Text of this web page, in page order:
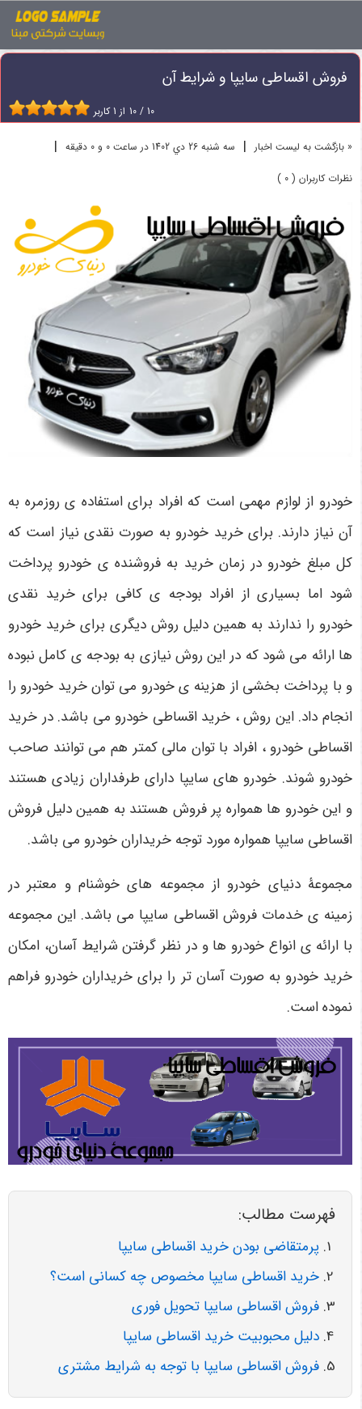
فروش اقساطی سایپا و شرایط آن
فروش اقساطی سایپا و شرایط آن
10 / 10 از 1 کاربر
« بازگشت به لیست اخبار | سه شنبه 26 دي 1402 در ساعت 0 و 0 دقیقه |
نظرات کاربران ( 0 )
خودرو از لوازم مهمی است که افراد برای استفاده ی روزمره به
آن نیاز دارند. برای خرید خودرو به صورت نقدی نیاز است که
کل مبلغ خودرو در زمان خرید به فروشنده ی خودرو پرداخت
شود اما بسیاری از افراد بودجه ی کافی برای خرید نقدی
خودرو را ندارند به همین دلیل روش دیگری برای خرید خودرو
ها ارائه می شود که در این روش نیازی به بودجه ی کامل نبوده
و با پرداخت بخشی از هزینه ی خودرو می توان خرید خودرو را
انجام داد. این روش ، خرید اقساطی خودرو می باشد. در خرید
اقساطی خودرو ، افراد با توان مالی کمتر هم می توانند صاحب
خودرو شوند. خودرو های سایپا دارای طرفداران زیادی هستند
و این خودرو ها همواره پر فروش هستند به همین دلیل فروش
اقساطی سایپا همواره مورد توجه خریداران خودرو می باشد.
مجموعۀ دنیای خودرو از مجموعه های خوشنام و معتبر در
زمینه ی خدمات فروش اقساطی سایپا می باشد. این مجموعه
با ارائه ی انواع خودرو ها و در نظر گرفتن شرایط آسان، امکان
خرید خودرو به صورت آسان تر را برای خریداران خودرو فراهم
نموده است.
فهرست مطالب:
پرمتقاضی بودن خرید اقساطی سایپا
خرید اقساطی سایپا مخصوص چه کسانی است؟
فروش اقساطی سایپا تحویل فوری
دلیل محبوبیت خرید اقساطی سایپا
فروش اقساطی سایپا با توجه به شرایط مشتری